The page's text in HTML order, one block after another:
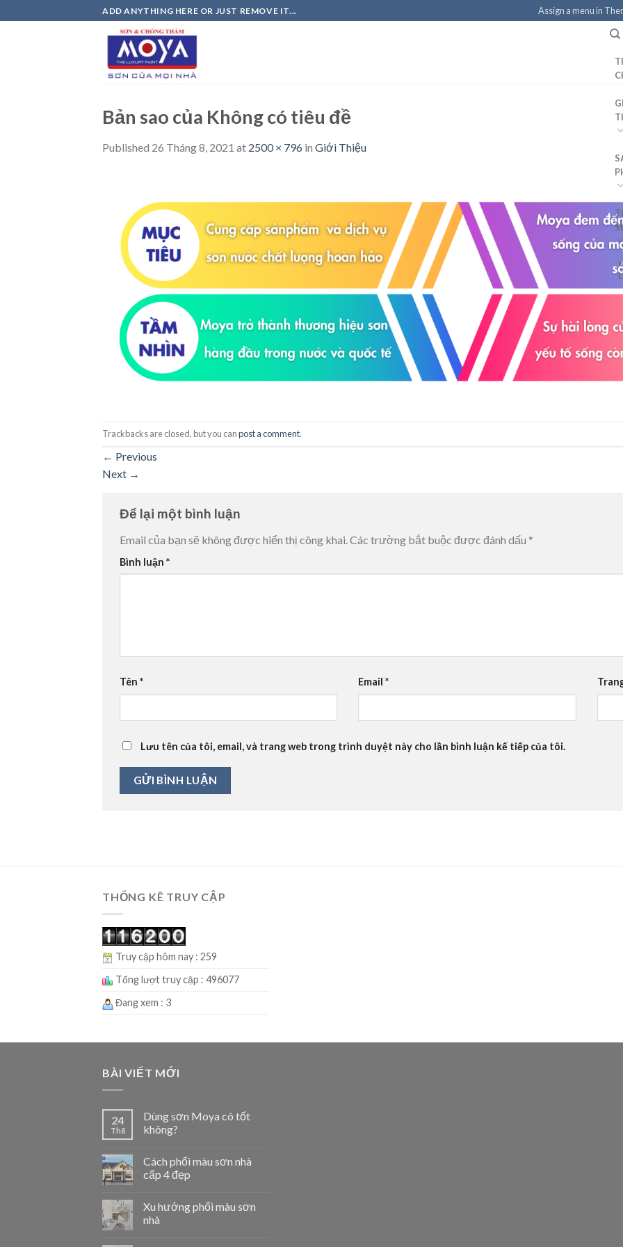
to
ADD ANYTHING HERE OR JUST REMOVE IT... Assign a menu in
Bản sao của Không có tiêu đề
Published 26 Tháng 8, 2021 at 2500 × 796 in Giới Thiệu
Trackbacks are closed, but you canpost a comment.
← Previous
Next →
Để lại một bình luận
Email của bạn sẽ không được hiển thị công khai. Các trường bắt buộc được đánh dấu *
Bình luận *
Tên * Email*
Lưu tên của tôi, email, và trang web trong trình duyệt này cho lần bình luận kế tiếp của tôi.
THỐNG KÊ TRUY CẬP
Truy cập hôm nay : 259
Tổng lượt truy cập : 496077
Đang xem : 3
BÀI VIẾT MỚI
24
Th8
Dùng sơn Moya có tốt
không?
Cách phối màu sơn nhà
cấp 4 đẹp
Xu hướng phối màu sơn
nhà